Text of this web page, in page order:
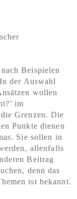
Beispielen
der Auswahl
wollen
im
Grenzen. Die
Punkte dienen
Sie sollen in
allenfalls
Beitrag
denn das
ist bekannt.